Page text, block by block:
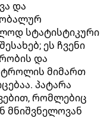
და
სტატისტიკური
ეს ჩვენი
და
მიმართ
პატარა
რომლებიც
მნიშვნელოვან